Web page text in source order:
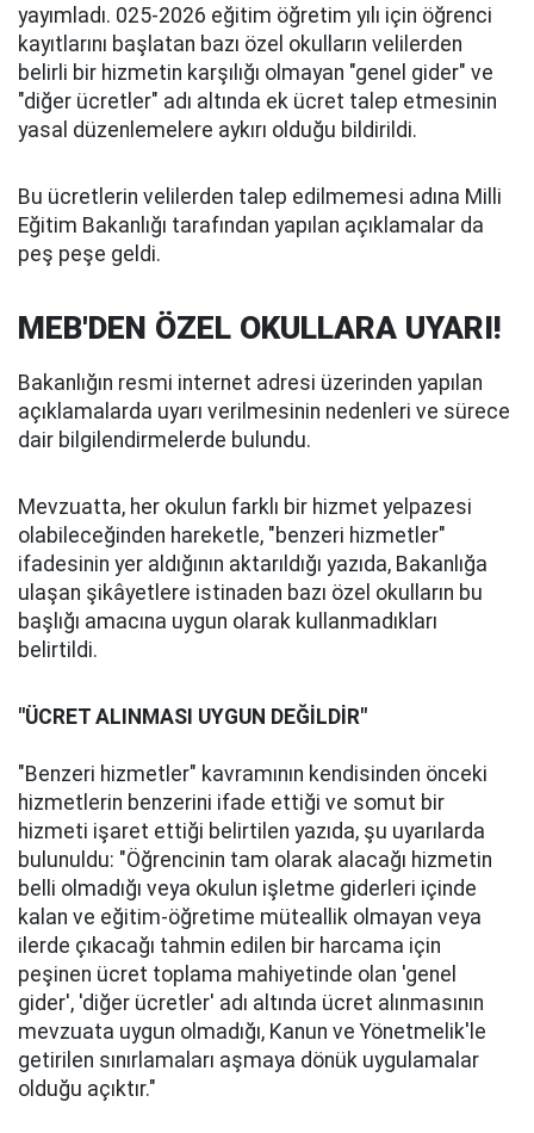
yayımladı. 025-2026 eğitim öğretim yılı için öğrenci
kayıtlarını başlatan bazı özel okulların velilerden
belirli bir hizmetin karşılığı olmayan "genel gider" ve
"diğer ücretler" adı altında ek ücret talep etmesinin
yasal düzenlemelere aykırı olduğu bildirildi.
Bu ücretlerin velilerden talep edilmemesi adına Milli
Eğitim Bakanlığı tarafından yapılan açıklamalar da
peş peşe geldi.
MEB'DEN ÖZEL OKULLARA UYARI!
Bakanlığın resmi internet adresi üzerinden yapılan
açıklamalarda uyarı verilmesinin nedenleri ve sürece
dair bilgilendirmelerde bulundu.
Mevzuatta, her okulun farklı bir hizmet yelpazesi
olabileceğinden hareketle, "benzeri hizmetler"
ifadesinin yer aldığının aktarıldığı yazıda, Bakanlığa
ulaşan şikâyetlere istinaden bazı özel okulların bu
başlığı amacına uygun olarak kullanmadıkları
belirtildi.
"ÜCRET ALINMASI UYGUN DEĞİLDİR"
"Benzeri hizmetler" kavramının kendisinden önceki
hizmetlerin benzerini ifade ettiği ve somut bir
hizmeti işaret ettiği belirtilen yazıda, şu uyarılarda
bulunuldu: "Öğrencinin tam olarak alacağı hizmetin
belli olmadığı veya okulun işletme giderleri içinde
kalan ve eğitim-öğretime müteallik olmayan veya
ilerde çıkacağı tahmin edilen bir harcama için
peşinen ücret toplama mahiyetinde olan 'genel
gider', 'diğer ücretler' adı altında ücret alınmasının
mevzuata uygun olmadığı, Kanun ve Yönetmelik'le
getirilen sınırlamaları aşmaya dönük uygulamalar
olduğu açıktır."